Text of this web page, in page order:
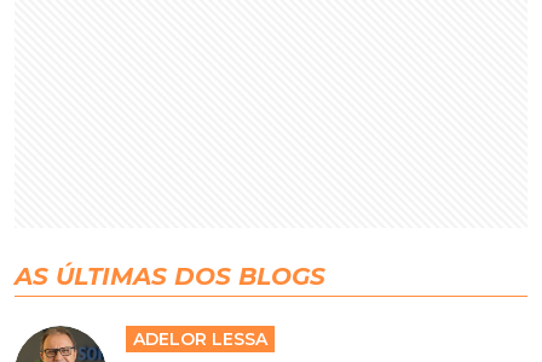
AS ÚLTIMAS DOS BLOGS
ADELOR LESSA